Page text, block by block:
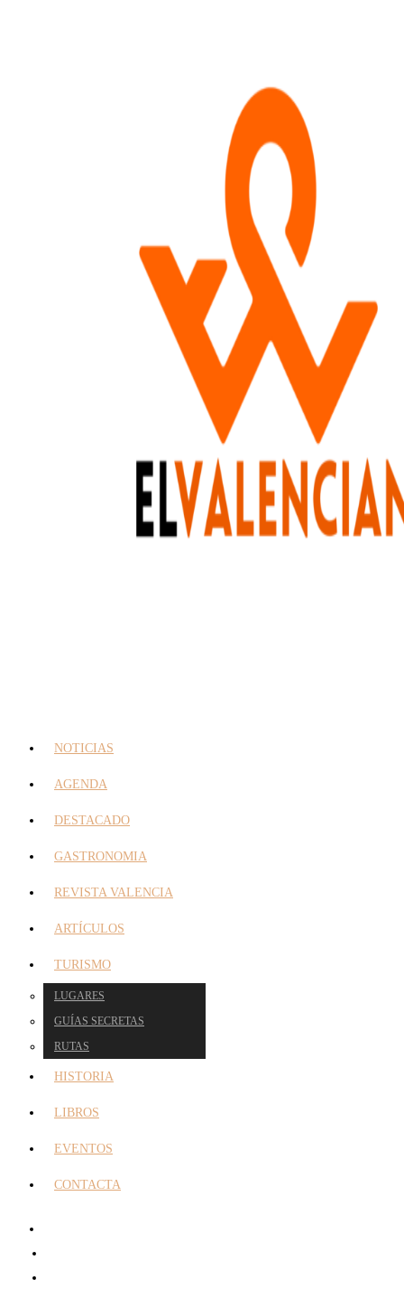
NOTICIAS
AGENDA
DESTACADO
GASTRONOMIA
REVISTA VALENCIA
ARTÍCULOS
TURISMO
LUGARES
GUÍAS SECRETAS
RUTAS
HISTORIA
LIBROS
EVENTOS
CONTACTA